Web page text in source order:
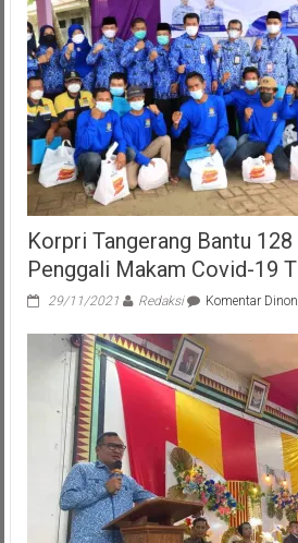
Korpri Tangerang Bantu
Penggali Makam Covid-19
29/11/2021 Redaksi Komentar